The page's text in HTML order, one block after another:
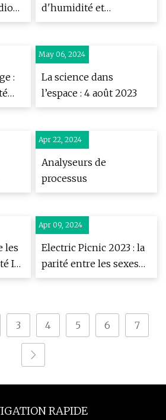
d'humidité et
analyseurs d'humidité
:
May 06, 2024
La science dans
l’espace : 4 août 2023
Apr 22, 2024
Analyseurs de
processus
les
IR
Apr 09, 2024
Electric Picnic 2023 : la
parité entre les sexes
est difficile en raison
têtes d’affiche, déclare
le directeur du festival
3 4 5 6 7
RAPIDE